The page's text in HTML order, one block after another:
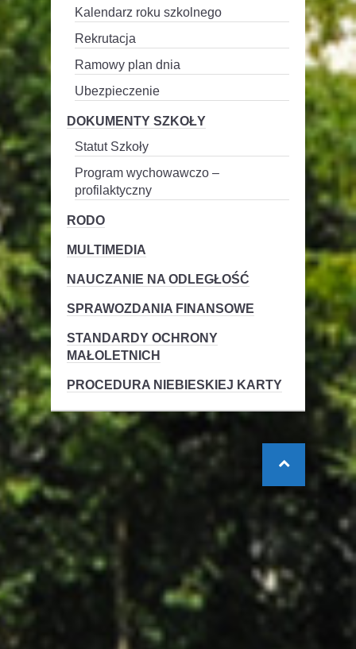
Kalendarz roku szkolnego
Rekrutacja
Ramowy plan dnia
Ubezpieczenie
DOKUMENTY SZKOŁY
Statut Szkoły
Program wychowawczo –
profilaktyczny
RODO
MULTIMEDIA
NAUCZANIE NA ODLEGŁOŚĆ
SPRAWOZDANIA FINANSOWE
STANDARDY OCHRONY
MAŁOLETNICH
PROCEDURA NIEBIESKIEJ KARTY